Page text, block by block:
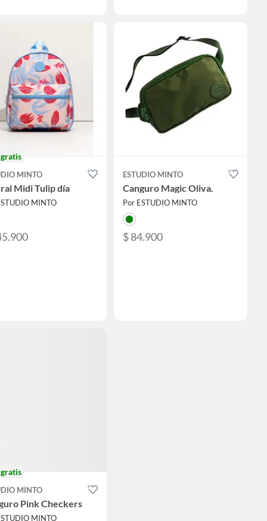
gratis
MINTO
Midi Tulip día
MINTO
ESTUDIO MINTO
Canguro Magic Oliva.
Por ESTUDIO MINTO
$ 84.900
gratis
MINTO
Pink Checkers
MINTO